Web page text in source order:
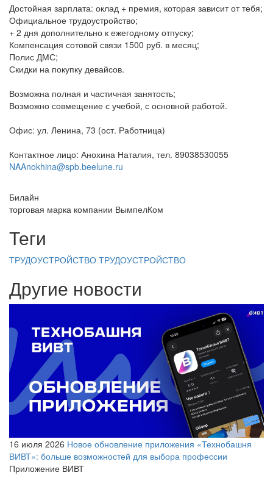
Достойная зарплата: оклад + премия, которая зависит от тебя;
Официальное трудоустройство;
+ 2 дня дополнительно к ежегодному отпуску;
Компенсация сотовой связи 1500 руб. в месяц;
Полис ДМС;
Скидки на покупку девайсов.
Возможна полная и частичная занятость;
Возможно совмещение с учебой, с основной работой.
Офис: ул. Ленина, 73 (ост. Работница)
Контактное лицо: Анохина Наталия, тел. 89038530055
NAAnokhina@spb.beelune.ru
Билайн
торговая марка компании ВымпелКом
Теги
ТРУДОУСТРОЙСТВО ТРУДОУСТРОЙСТВО
Другие новости
16 июля 2026 Новое обновление приложения «Технобашня
ВИВТ»: больше возможностей для выбора профессии
Приложение ВИВТ